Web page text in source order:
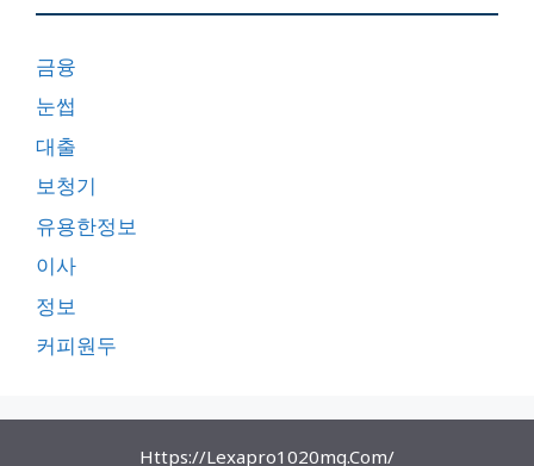
금융
눈썹
대출
보청기
유용한정보
이사
정보
커피원두
Https://lexapro1020mg.com/